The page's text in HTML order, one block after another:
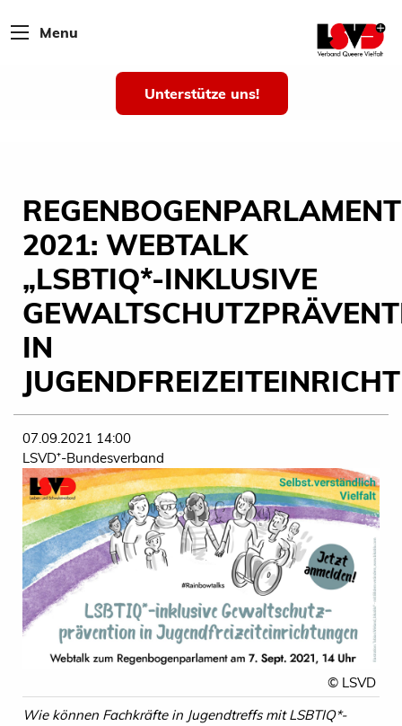
Menu
Unterstütze uns!
REGENBOGENPARLAMENT
2021: WEBTALK
„LSBTIQ*-INKLUSIVE
IN
07.09.2021 14:00
LSVD⁺-Bundesverband
© LSVD
Wie können Fachkräfte in Jugendtreffs mit LSBTIQ*-